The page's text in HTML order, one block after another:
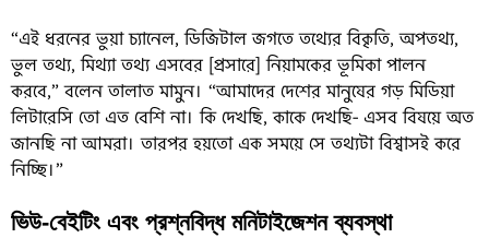
“এই ধরনের ভুয়া চ্যানেল, ডিজিটাল জগতে তথ্যের বিকৃতি, অপতথ্য,
ভুল তথ্য, মিথ্যা তথ্য এসবের [প্রসারে] নিয়ামকের ভূমিকা পালন
করবে,” বলেন তালাত মামুন। “আমাদের দেশের মানুষের গড় মিডিয়া
লিটারেসি তো এত বেশি না। কি দেখছি, কাকে দেখছি- এসব বিষয়ে অত
জানছি না আমরা। তারপর হয়তো এক সময়ে সে তথ্যটা বিশ্বাসই করে
নিচ্ছি।”
ভিউ-বেইটিং এবং প্রশ্নবিদ্ধ মনিটাইজেশন ব্যবস্থা